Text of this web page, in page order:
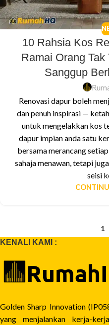
10 Rahsia Kos
Ramai Orang Tak
Sanggup
Renovasi dapur boleh
dan penuh inspirasi —
untuk mengelakkan kos
dapur impian anda satu
bersama merancang
sahaja menawan, tetapi
seisi
1
KENALI KAMI :
Golden Sharp Innovation
yang menjalankan kerja-